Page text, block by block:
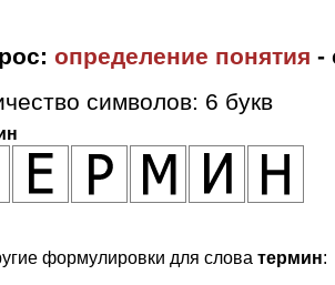
определение понятия -
символов: 6 букв
формулировки для слова термин: